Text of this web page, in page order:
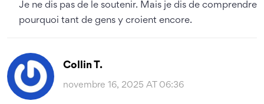
Je ne dis pas de le soutenir. Mais je dis de comprendre
pourquoi tant de gens y croient encore.
Collin T.
novembre 16, 2025 AT 06:36